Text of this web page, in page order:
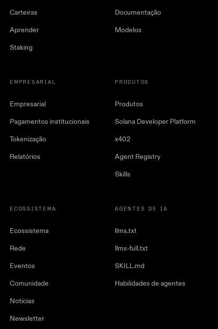
Carteiras
Aprender
Staking
Documentação
Modelos
EMPRESARIAL
Empresarial
Pagamentos institucionais
Tokenização
Relatórios
PRODUTOS
Produtos
Solana Developer Platform
x402
Agent Registry
Skills
ECOSSISTEMA
Ecossistema
Rede
Eventos
Comunidade
Notícias
Newsletter
AGENTES DE IA
llms.txt
llms-full.txt
SKILL.md
Habilidades de agentes